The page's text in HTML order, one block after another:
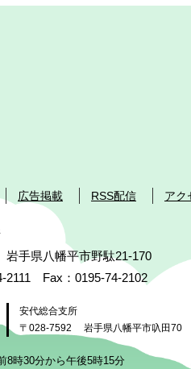
広告掲載 RSS配信 アク
手県八幡平市野駄21-170
2111 Fax：0195-74-2102
安代総合支所
〒028-7592
岩手県八幡平市叺田70
8時30分から午後5時15分